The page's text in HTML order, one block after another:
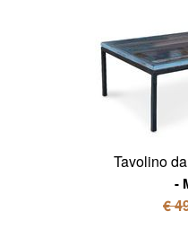
Tavolino
€